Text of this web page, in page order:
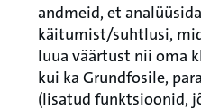
andmeid, et
käitumist/suhtlusi,
luua väärtust nii oma
kui ka Grundfosile,
(lisatud funktsioonid,